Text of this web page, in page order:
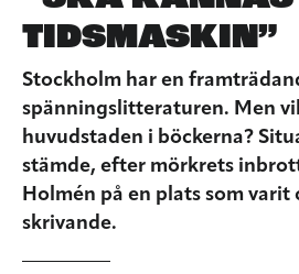
TIDSMASKIN”
Stockholm har en
spänningslitteraturen. Men
huvudstaden i böckerna?
stämde, efter mörkrets
Holmén på en plats som varit
skrivande.